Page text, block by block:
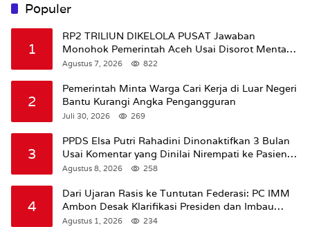
Populer
1
RP2 TRILIUN DIKELOLA PUSAT Jawaban
Monohok Pemerintah Aceh Usai Disorot Mentan
Amran Soal Dana Pertanian
Agustus 7, 2026 822
2
Pemerintah Minta Warga Cari Kerja di Luar Negeri
Bantu Kurangi Angka Pengangguran
Juli 30, 2026 269
3
PPDS Elsa Putri Rahadini Dinonaktifkan 3 Bulan
Usai Komentar yang Dinilai Nirempati ke Pasien
BPJS
Agustus 8, 2026 258
4
Dari Ujaran Rasis ke Tuntutan Federasi: PC IMM
Ambon Desak Klarifikasi Presiden dan Imbau
Tunda Pengibaran Bendera Merah Putih Di
Agustus 1, 2026 234